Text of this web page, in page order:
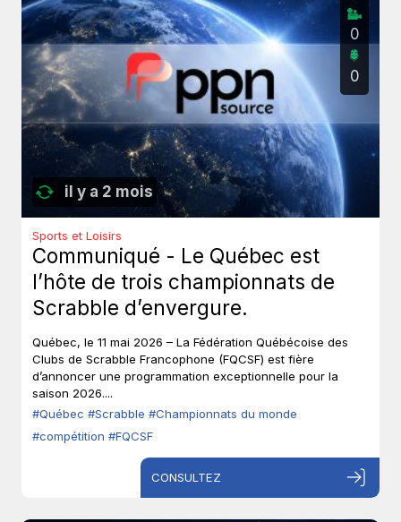
il y a 2 mois
0
0
Sports et Loisirs
Communiqué - Le Québec est
l’hôte de trois championnats de
Scrabble d’envergure.
Québec, le 11 mai 2026 – La Fédération Québécoise des
Clubs de Scrabble Francophone (FQCSF) est fière
d’annoncer une programmation exceptionnelle pour la
saison 2026....
#Québec #Scrabble #Championnats du monde
#compétition #FQCSF
CONSULTEZ